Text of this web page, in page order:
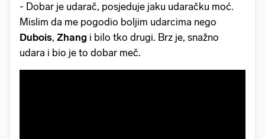
- Dobar je udarač, posjeduje jaku udaračku moć.
Mislim da me pogodio boljim udarcima nego
Dubois, Zhang i bilo tko drugi. Brz je, snažno
udara i bio je to dobar meč.